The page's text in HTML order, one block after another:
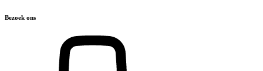
Bezoek ons